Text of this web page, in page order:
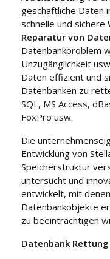
geschäftliche Daten
schnelle und sichere
Reparatur von
Datenbankproblem
Unzugänglichkeit
Daten effizient und
Datenbanken zu
SQL, MS Access,
FoxPro usw.
Die
Entwicklung von
Speicherstruktur
untersucht und
entwickelt, mit
Datenbankobjekte
zu beeinträchtigen
Datenbank